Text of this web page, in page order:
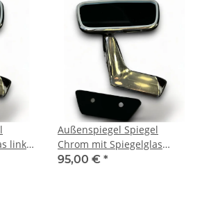
links
Außenspiegel Spiegel
Chrom mit Spiegelglas
rechts für Mercedes Benz
95,00 € *